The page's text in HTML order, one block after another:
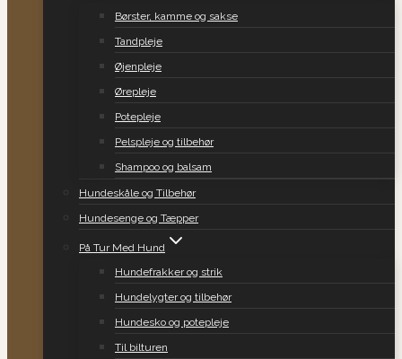
Børster, kamme og sakse
Tandpleje
Øjenpleje
Ørepleje
Potepleje
Pelspleje og tilbehør
Shampoo og balsam
Hundeskåle og Tilbehør
Hundesenge og Tæpper
På Tur Med Hund
Hundefrakker og strik
Hundelygter og tilbehør
Hundesko og potepleje
Til bilturen